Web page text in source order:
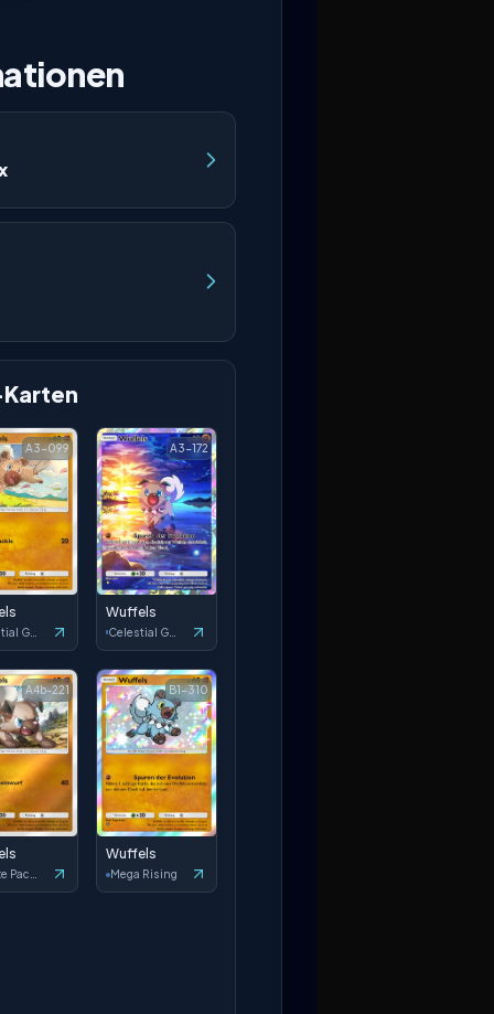
A3-099
Celestial Guardians
A3-172
Wuffels
A4b-221 B1-310
Wuffels
Mega Rising